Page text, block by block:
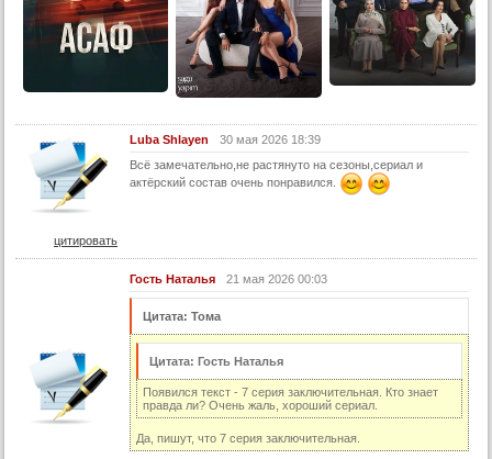
Luba Shlayen
30 мая 2026 18:39
Всё замечательно,не растянуто на сезоны,сериал и
актёрский состав очень понравился.
цитировать
Гость Наталья 21 мая 2026 00:03
Цитата: Тома
Цитата: Гость Наталья
Появился текст - 7 серия заключительная. Кто знает
правда ли? Очень жаль, хороший сериал.
Да, пишут, что 7 серия заключительная.